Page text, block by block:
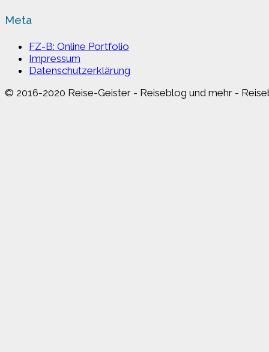
Meta
FZ-B: Online Portfolio
Impressum
Datenschutzerklärung
© 2016-2020 Reise-Geister - Reiseblog und mehr -